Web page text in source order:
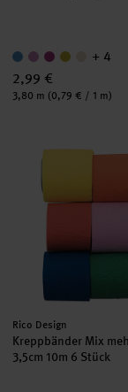
+ 4
2,99 €
Inhalt:
3,80 m (0,79 € / 1 m)
Kreppbänder Mix
Hersteller:
Rico Design
Kreppbänder Mix
3,5cm 10m 6 Stück